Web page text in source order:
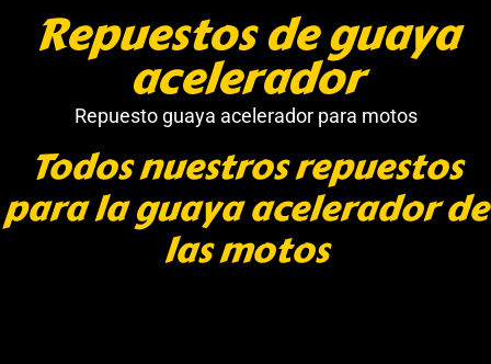
Repuestos de guaya
acelerador
Repuesto guaya acelerador para motos
Todos nuestros repuestos
para la guaya acelerador de
las motos